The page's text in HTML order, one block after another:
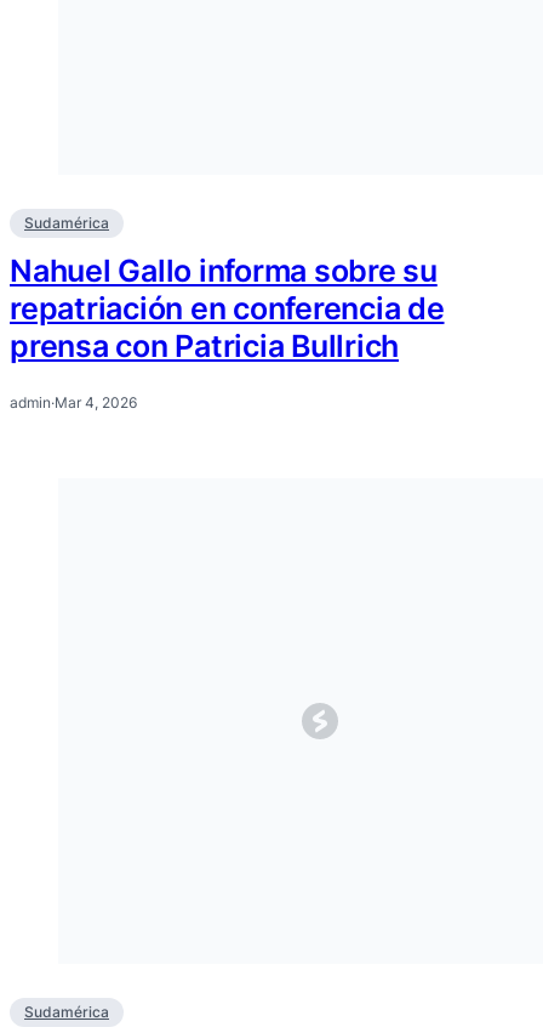
Sudamérica
Nahuel Gallo informa sobre su
repatriación en conferencia de
prensa con Patricia Bullrich
admin·Mar 4, 2026
Sudamérica